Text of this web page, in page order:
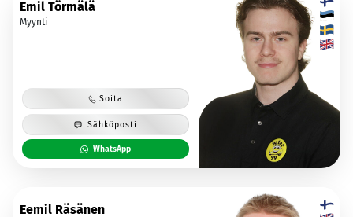
Emil Törmälä
Myynti
Soita
Sähköposti
WhatsApp
Eemil Räsänen